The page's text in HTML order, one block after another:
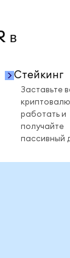
в
Стейкинг
Заставьте
работать и
получайте
пассивный